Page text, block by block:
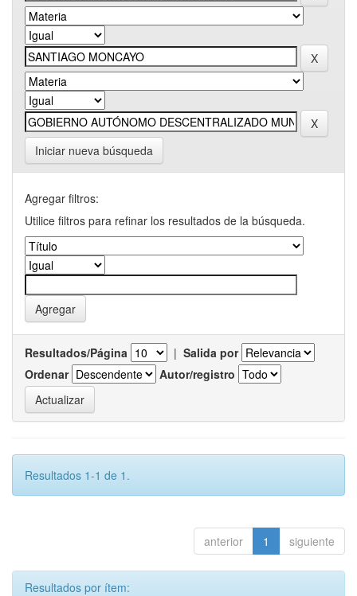
Iniciar nueva búsqueda
Agregar filtros:
Utilice filtros para refinar los resultados de la búsqueda.
Resultados/Página | Salida por
Ordenar
Autor/registro
Resultados 1-1 de 1.
anterior 1 siguiente
Resultados por ítem: